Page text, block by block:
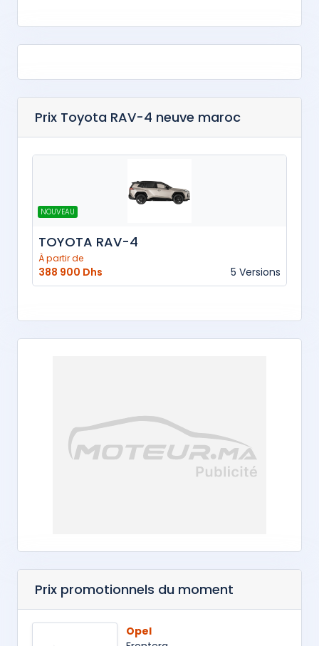
Prix Toyota RAV-4 neuve maroc
NOUVEAU
TOYOTA RAV-4
À partir de
388 900 Dhs 5 Versions
Prix promotionnels du moment
Opel